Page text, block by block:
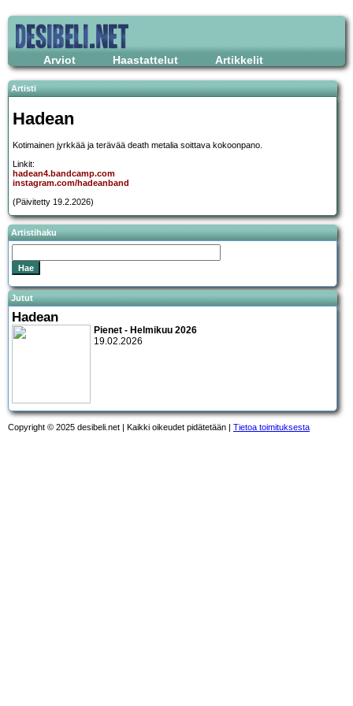
Arviot Haastattelut Artikkelit
Artisti
Hadean
Kotimainen jyrkkää ja terävää death metalia soittava kokoonpano.
Linkit:
hadean4.bandcamp.com
instagram.com/hadeanband
(Päivitetty 19.2.2026)
Artistihaku
Jutut
Hadean
Pienet - Helmikuu 2026
19.02.2026
Copyright © 2025 desibeli.net | Kaikki oikeudet pidätetään | Tietoa toimituksesta